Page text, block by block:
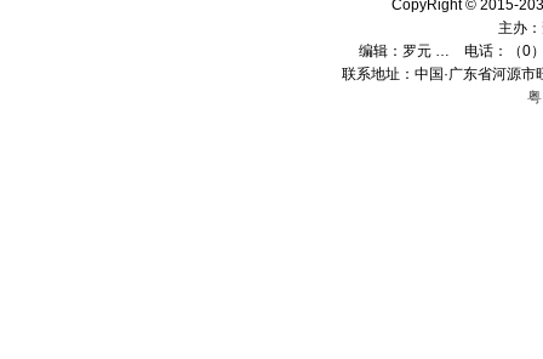
CopyRight © 2015-
主办：
编辑： 罗元 … 电话：（0
联系地址：中国·广东省河源